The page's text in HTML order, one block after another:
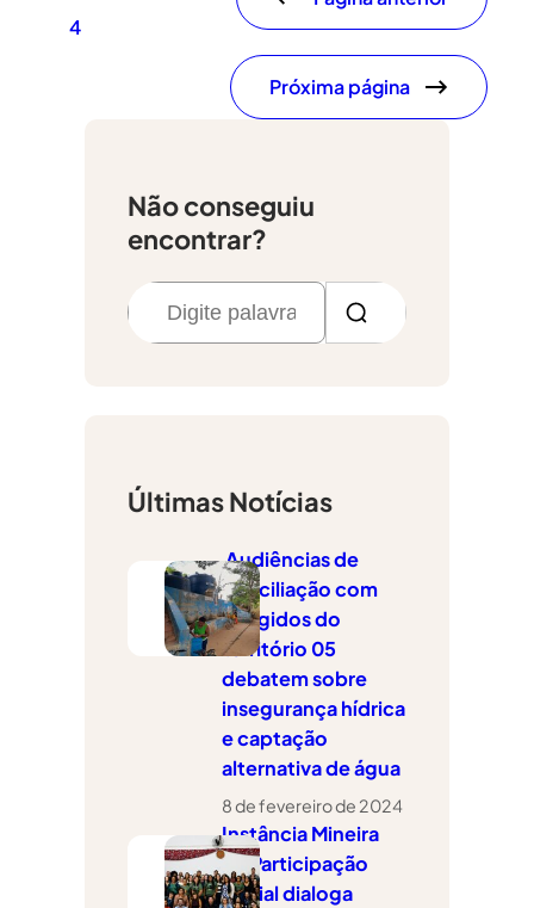
4
Próxima página
Não conseguiu
encontrar?
s
Últimas Notícias
Audiências de
conciliação com
atingidos do
território 05
debatem sobre
insegurança hídrica
e captação
alternativa de água
8 de fevereiro de 2024
Instância Mineira
de Participação
Social dialoga